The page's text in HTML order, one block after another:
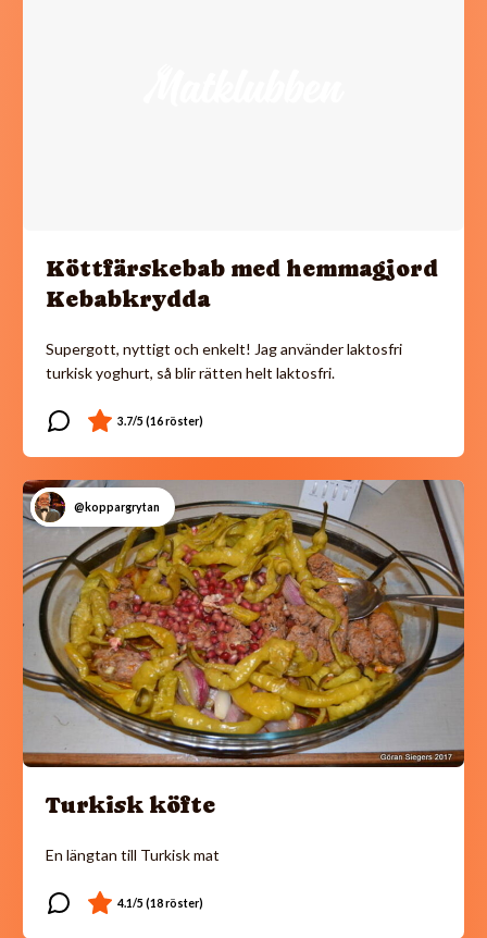
Köttfärskebab med hemmagjord
Kebabkrydda
Supergott, nyttigt och enkelt! Jag använder laktosfri
turkisk yoghurt, så blir rätten helt laktosfri.
@koppargrytan
Turkisk köfte
En längtan till Turkisk mat